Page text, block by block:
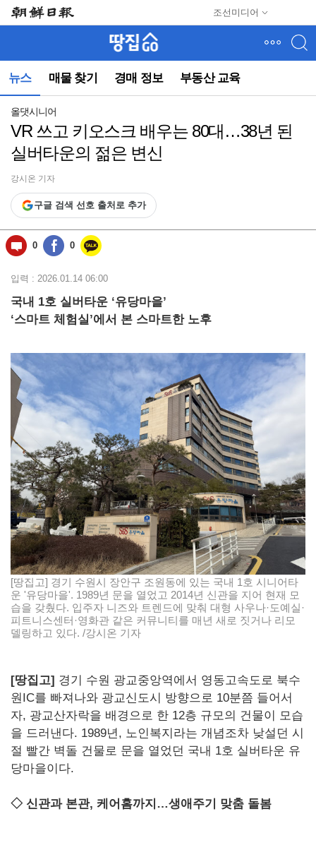
조선미디어
뉴스 매물 찾기 경매 정보 부동산 교육
뉴
(컨
동)
올댓시니어
VR 쓰고 키오스크 배우는 80대…38년 된
실버타운의 젊은 변신
강시온 기자
구글 검색 선호 출처로 추가
0 0
입력 : 2026.01.14 06:00
국내 1호 실버타운 ‘유당마을’
‘스마트 체험실’에서 본 스마트한 노후
[땅집고] 경기 수원시 장안구 조원동에 있는 국내 1호 시니어타
운 '유당마을'. 1989년 문을 열었고 2014년 신관을 지어 현재 모
습을 갖췄다. 입주자 니즈와 트렌드에 맞춰 대형 사우나·도예실·
피트니스센터·영화관 같은 커뮤니티를 매년 새로 짓거나 리모
델링하고 있다. /강시온 기자
[땅집고] 경기 수원 광교중앙역에서 영동고속도로 북수
원IC를 빠져나와 광교신도시 방향으로 10분쯤 들어서
자, 광교산자락을 배경으로 한 12층 규모의 건물이 모습
을 드러낸다. 1989년, 노인복지라는 개념조차 낮설던 시
절 빨간 벽돌 건물로 문을 열었던 국내 1호 실버타운 유
당마을이다.
◇ 신관과 본관, 케어홈까지…생애주기 맞춤 돌봄